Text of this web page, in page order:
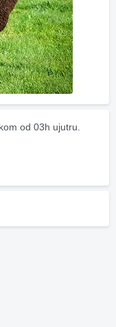
od 03h ujutru.